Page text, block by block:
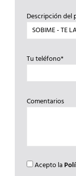
Descripción
Tu teléfono*
Comentarios
Acepto la